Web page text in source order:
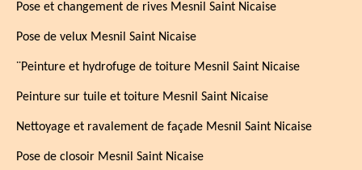
Pose et changement de rives Mesnil Saint Nicaise
Pose de velux Mesnil Saint Nicaise
¨Peinture et hydrofuge de toiture Mesnil Saint Nicaise
Peinture sur tuile et toiture Mesnil Saint Nicaise
Nettoyage et ravalement de façade Mesnil Saint Nicaise
Pose de closoir Mesnil Saint Nicaise